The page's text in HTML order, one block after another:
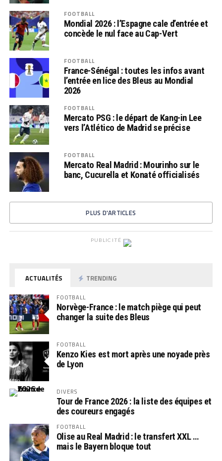
FOOTBALL
Mondial 2026 : l’Espagne cale d’entrée et
concède le nul face au Cap-Vert
FOOTBALL
France-Sénégal : toutes les infos avant
l’entrée en lice des Bleus au Mondial
2026
FOOTBALL
Mercato PSG : le départ de Kang-in Lee
vers l’Atlético de Madrid se précise
FOOTBALL
Mercato Real Madrid : Mourinho sur le
banc, Cucurella et Konaté officialisés
PLUS D'ARTICLES
PUBLICITÉ
ACTUALITÉS TRENDING
FOOTBALL
Norvège-France : le match piège qui peut
changer la suite des Bleus
FOOTBALL
Kenzo Kies est mort après une noyade près
de Lyon
DIVERS
Tour de France 2026 : la liste des équipes et
des coureurs engagés
FOOTBALL
Olise au Real Madrid : le transfert XXL …
mais le Bayern bloque tout